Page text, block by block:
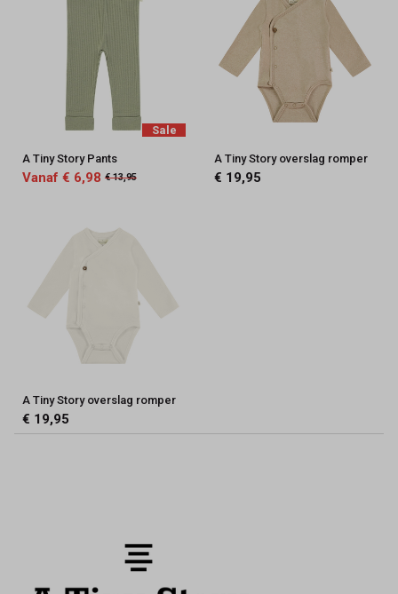
Sale
A Tiny Story Pants
Vanaf € 6,98 € 13,95
A Tiny Story overslag romper
€ 19,95
A Tiny Story overslag romper
€ 19,95